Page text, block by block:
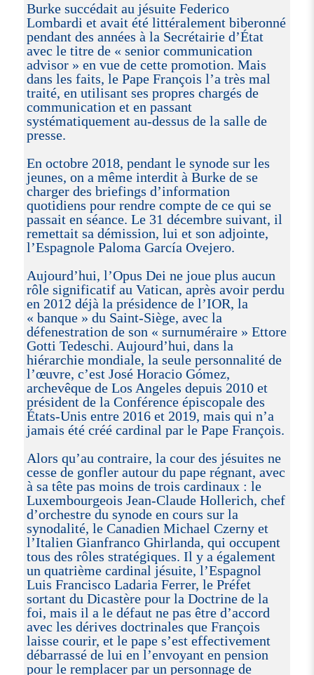
Burke succédait au jésuite Federico
Lombardi et avait été littéralement biberonné
pendant des années à la Secrétairie d’État
avec le titre de « senior communication
advisor » en vue de cette promotion. Mais
dans les faits, le Pape François l’a très mal
traité, en utilisant ses propres chargés de
communication et en passant
systématiquement au-dessus de la salle de
presse.
En octobre 2018, pendant le synode sur les
jeunes, on a même interdit à Burke de se
charger des briefings d’information
quotidiens pour rendre compte de ce qui se
passait en séance. Le 31 décembre suivant, il
remettait sa démission, lui et son adjointe,
l’Espagnole Paloma García Ovejero.
Aujourd’hui, l’Opus Dei ne joue plus aucun
rôle significatif au Vatican, après avoir perdu
en 2012 déjà la présidence de l’IOR, la
« banque » du Saint-Siège, avec la
défenestration de son « surnuméraire » Ettore
Gotti Tedeschi. Aujourd’hui, dans la
hiérarchie mondiale, la seule personnalité de
l’œuvre, c’est José Horacio Gómez,
archevêque de Los Angeles depuis 2010 et
président de la Conférence épiscopale des
États-Unis entre 2016 et 2019, mais qui n’a
jamais été créé cardinal par le Pape François.
Alors qu’au contraire, la cour des jésuites ne
cesse de gonfler autour du pape régnant, avec
à sa tête pas moins de trois cardinaux : le
Luxembourgeois Jean-Claude Hollerich, chef
d’orchestre du synode en cours sur la
synodalité, le Canadien Michael Czerny et
l’Italien Gianfranco Ghirlanda, qui occupent
tous des rôles stratégiques. Il y a également
un quatrième cardinal jésuite, l’Espagnol
Luis Francisco Ladaria Ferrer, le Préfet
sortant du Dicastère pour la Doctrine de la
foi, mais il a le défaut ne pas être d’accord
avec les dérives doctrinales que François
laisse courir, et le pape s’est effectivement
débarrassé de lui en l’envoyant en pension
pour le remplacer par un personnage de